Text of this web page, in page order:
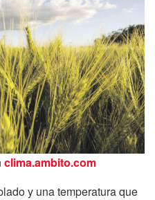
clima.ambito.com
y una temperatura que